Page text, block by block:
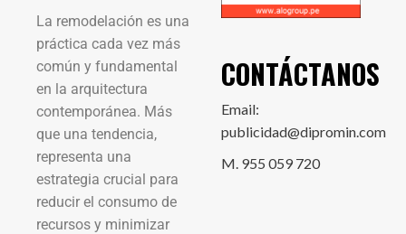
La remodelación es una
práctica cada vez más
común y fundamental
en la arquitectura
contemporánea. Más
que una tendencia,
representa una
estrategia crucial para
reducir el consumo de
recursos y minimizar
CONTÁCTANOS
Email:
publicidad@dipromin.com
M. 955 059 720